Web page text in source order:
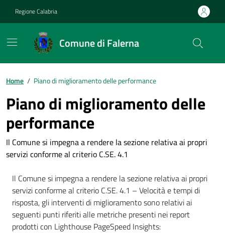
Regione Calabria
Comune di Falerna
Home / Piano di miglioramento delle performance
Piano di miglioramento delle
performance
Il Comune si impegna a rendere la sezione relativa ai propri
servizi conforme al criterio C.SE. 4.1
Il Comune si impegna a rendere la sezione relativa ai propri
servizi conforme al criterio C.SE. 4.1 – Velocità e tempi di
risposta, gli interventi di miglioramento sono relativi ai
seguenti punti riferiti alle metriche presenti nei report
prodotti con Lighthouse PageSpeed Insights: